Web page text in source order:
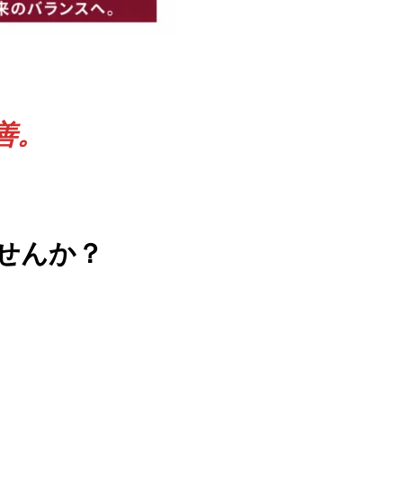
んか？